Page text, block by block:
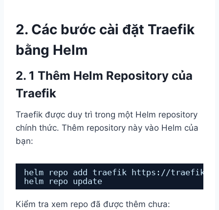
2. Các bước cài đặt Traefik
bằng Helm
2. 1 Thêm Helm Repository của
Traefik
Traefik được duy trì trong một Helm repository
chính thức. Thêm repository này vào Helm của
bạn:
helm repo add traefik https: //traefik
helm repo update
Kiểm tra xem repo đã được thêm chưa: